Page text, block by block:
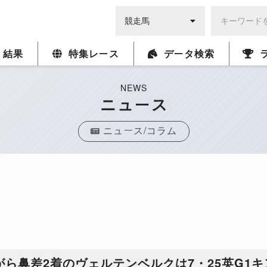
果 特集レース データ検索
NEWS
ニュース
ニュース/コラム
鼻差2着のヴェルテンベルクは7・25英G1